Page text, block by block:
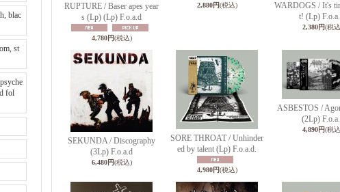
blac
st
fol
RUPTURE / Baser apes year
s (Lp) (Lp) F.o.a.d
4,780円(税込)
2,880円(税込)
WARDOGS / It's
t! (Lp)
2,380円(税
SEKUNDA / Discography
(3Lp) F.o.a.d
6,480円(税込)
SORE THROAT / Unhinder
ed by talent (Lp) F.o.a.d.
4,980円(税込)
ASBESTOS /
(2Lp)
4,890円(税